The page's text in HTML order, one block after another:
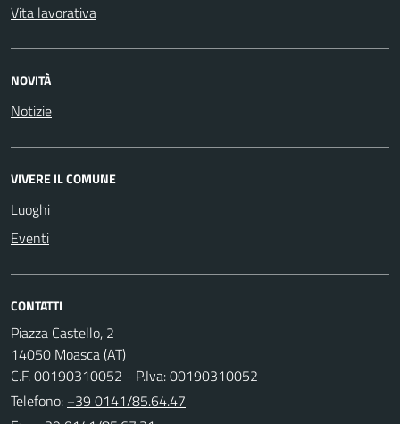
Vita lavorativa
NOVITÀ
Notizie
VIVERE IL COMUNE
Luoghi
Eventi
CONTATTI
Piazza Castello, 2
14050 Moasca (AT)
C.F. 00190310052 - P.Iva: 00190310052
Telefono: +39 0141/85.64.47